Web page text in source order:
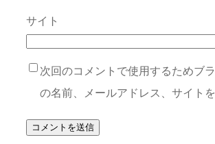
サイト
次回のコメントで使用するためブ
の名前、メールアドレス、サイトを